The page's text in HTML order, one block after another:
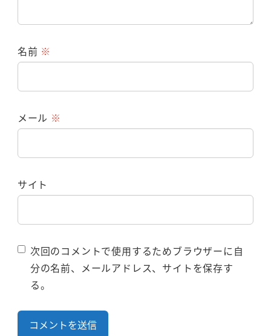
名前 ※
メール ※
サイト
次回のコメントで使用するためブラウザーに自
分の名前、メールアドレス、サイトを保存す
る。